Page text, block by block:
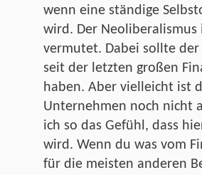
wenn eine ständige
wird. Der Neoliberalismus
vermutet. Dabei sollte
seit der letzten großen
haben. Aber vielleicht ist
Unternehmen noch nicht
ich so das Gefühl, dass
wird. Wenn du was vom
für die meisten anderen